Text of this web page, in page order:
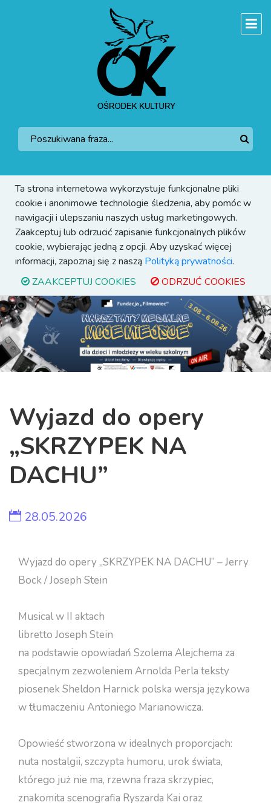
Ta strona internetowa wykorzystuje funkcjonalne pliki
cookie i anonimowe technologie śledzenia, aby pomóc w
nawigacji i ulepszaniu naszych usług marketingowych.
Zaakceptuj lub odrzucić zapisanie funkcjonalnych plików
cookie, wybierając jedną z opcji. Aby uzyskać więcej
informacji, zapoznaj się z naszą Polityką prywatności.
ZAAKCEPTUJ COOKIES
ODRZUĆ COOKIES
Previous Next
Wyjazd do opery
„SKRZYPEK NA
DACHU”
28.05.2026
Wyjazd do opery „SKRZYPEK NA DACHU” – Jerry
Bock / Joseph Stein
Musical w II aktach
libretto Joseph Stein
na podstawie opowiadań Szolema Alejchema za
specjalnym zezwoleniem Arnolda Perla teksty
piosenek Sheldon Harnick polska wersja językowa
w tłumaczeniu Antoniego Marianowicza.
Opowieść stworzona w idealnych proporcjach:
nuta nostalgii, szczypta humoru, urok świata,
którego już nie ma, rzewna fraza skrzypiec,
znakomita scenografia Ryszarda Kai oraz